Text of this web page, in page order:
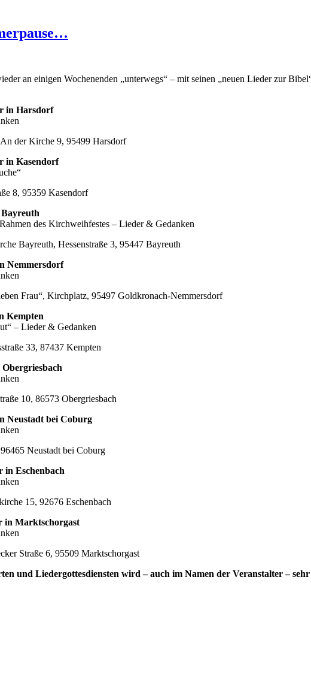
an einigen Wochenenden „unterwegs“ – mit seinen „neuen Lieder zur
in Harsdorf
der Kirche 9, 95499 Harsdorf
in Kasendorf
8, 95359 Kasendorf
des Kirchweihfestes – Lieder & Gedanken
Bayreuth, Hessenstraße 3, 95447 Bayreuth
Nemmersdorf
Frau“, Kirchplatz, 95497 Goldkronach-Nemmersdorf
Kempten
– Lieder & Gedanken
33, 87437 Kempten
10, 86573 Obergriesbach
Neustadt bei Coburg
Neustadt bei Coburg
in Eschenbach
15, 92676 Eschenbach
in Marktschorgast
Straße 6, 95509 Marktschorgast
und Liedergottesdiensten wird – auch im Namen der Veranstalter –